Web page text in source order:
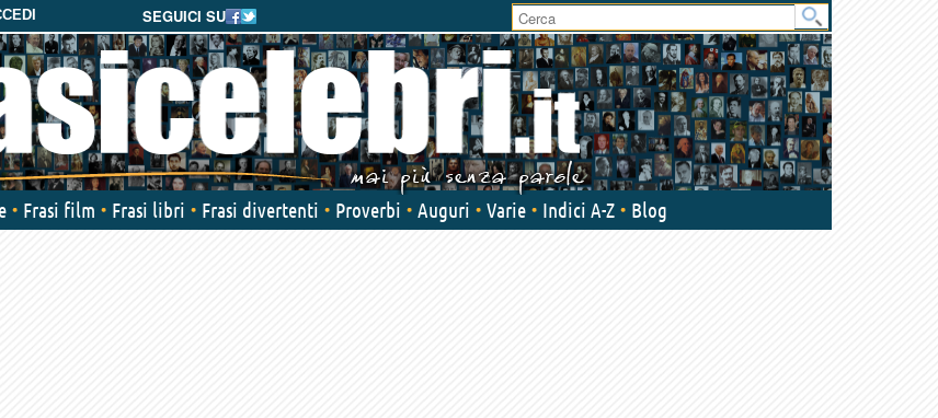
SEGUICI SU
User
area
Frasi film Frasi libri Frasi divertenti Proverbi Auguri Varie Indici A-Z Blog